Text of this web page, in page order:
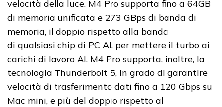
velocità della luce. M4 Pro supporta fino a 64GB
di memoria unificata e 273 GBps di banda di
memoria, il doppio rispetto alla banda
di qualsiasi chip di PC AI, per mettere il turbo ai
carichi di lavoro AI. M4 Pro supporta, inoltre, la
tecnologia Thunderbolt 5, in grado di garantire
velocità di trasferimento dati fino a 120 Gbps su
Mac mini, e più del doppio rispetto al